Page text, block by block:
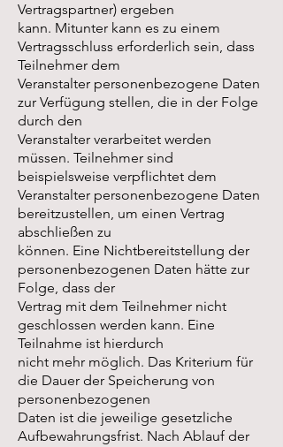
Vertragspartner) ergeben
kann. Mitunter kann es zu einem
Vertragsschluss erforderlich sein, dass
Teilnehmer dem
Veranstalter personenbezogene Daten
zur Verfügung stellen, die in der Folge
durch den
Veranstalter verarbeitet werden
müssen. Teilnehmer sind
beispielsweise verpflichtet dem
Veranstalter personenbezogene Daten
bereitzustellen, um einen Vertrag
abschließen zu
können. Eine Nichtbereitstellung der
personenbezogenen Daten hätte zur
Folge, dass der
Vertrag mit dem Teilnehmer nicht
geschlossen werden kann. Eine
Teilnahme ist hierdurch
nicht mehr möglich. Das Kriterium für
die Dauer der Speicherung von
personenbezogenen
Daten ist die jeweilige gesetzliche
Aufbewahrungsfrist. Nach Ablauf der